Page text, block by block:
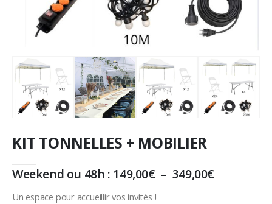
KIT TONNELLES + MOBILIER
Weekend ou 48h : 149,00€ – 349,00€Plage
Un espace pour accueillir vos invités !